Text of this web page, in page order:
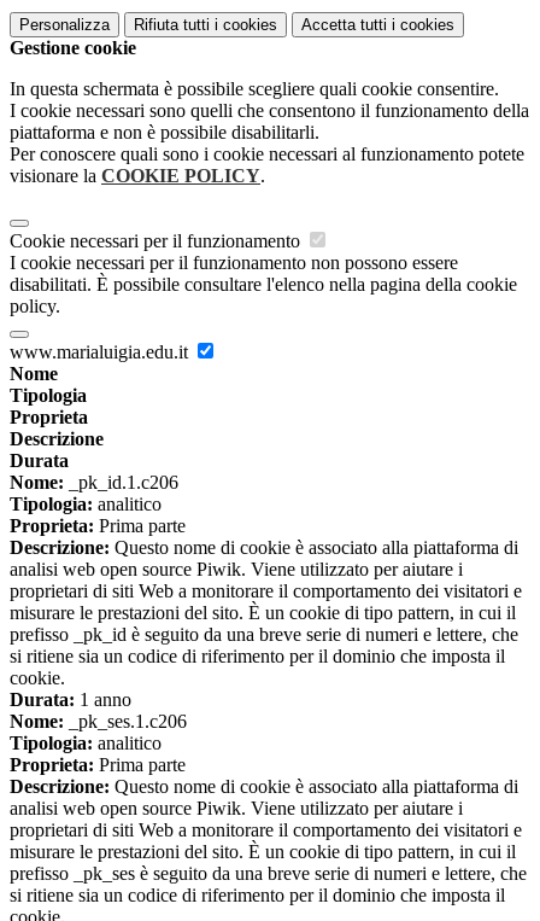
Personalizza Rifiuta tutti i cookies Accetta tutti i cookies
Gestione cookie
In questa schermata è possibile scegliere quali cookie consentire.
I cookie necessari sono quelli che consentono il funzionamento della
piattaforma e non è possibile disabilitarli.
Per conoscere quali sono i cookie necessari al funzionamento potete
visionare la COOKIE POLICY.
Cookie necessari per il funzionamento
I cookie necessari per il funzionamento non possono essere
disabilitati. È possibile consultare l'elenco nella pagina della cookie
policy.
www.marialuigia.edu.it
Nome
Tipologia
Proprieta
Descrizione
Durata
Nome: _pk_id.1.c206
Tipologia: analitico
Proprieta: Prima parte
Descrizione: Questo nome di cookie è associato alla piattaforma di
analisi web open source Piwik. Viene utilizzato per aiutare i
proprietari di siti Web a monitorare il comportamento dei visitatori e
misurare le prestazioni del sito. È un cookie di tipo pattern, in cui il
prefisso _pk_id è seguito da una breve serie di numeri e lettere, che
si ritiene sia un codice di riferimento per il dominio che imposta il
cookie.
Durata: 1 anno
Nome: _pk_ses.1.c206
Tipologia: analitico
Proprieta: Prima parte
Descrizione: Questo nome di cookie è associato alla piattaforma di
analisi web open source Piwik. Viene utilizzato per aiutare i
proprietari di siti Web a monitorare il comportamento dei visitatori e
misurare le prestazioni del sito. È un cookie di tipo pattern, in cui il
prefisso _pk_ses è seguito da una breve serie di numeri e lettere, che
si ritiene sia un codice di riferimento per il dominio che imposta il